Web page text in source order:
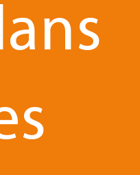
créée,
il ne peut
Les Cours d’appel vont se
d’impatience, que la